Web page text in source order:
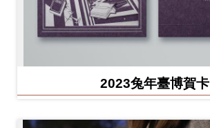
2023兔年臺博賀卡